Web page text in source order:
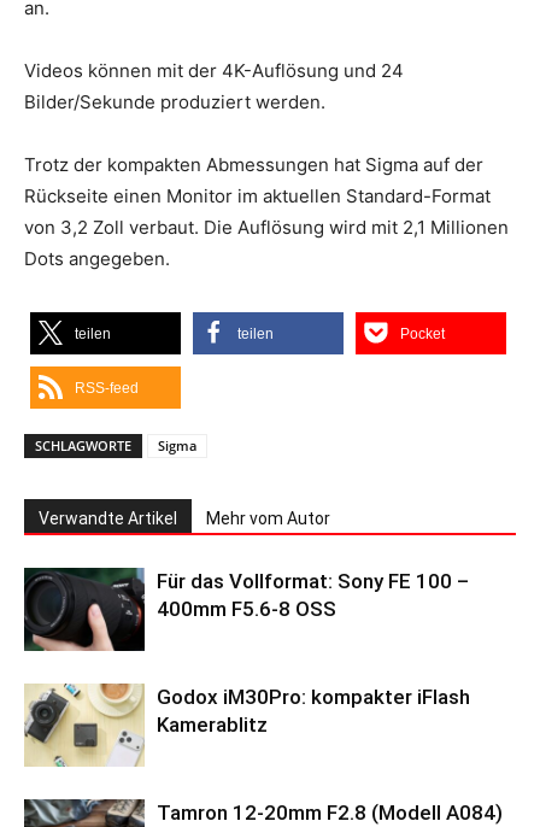
an.
Videos können mit der 4K-Auflösung und 24
Bilder/Sekunde produziert werden.
Trotz der kompakten Abmessungen hat Sigma auf der
Rückseite einen Monitor im aktuellen Standard-Format
von 3,2 Zoll verbaut. Die Auflösung wird mit 2,1 Millionen
Dots angegeben.
teilen teilen Pocket
RSS-feed
SCHLAGWORTE Sigma
Verwandte Artikel Mehr vom Autor
Für das Vollformat: Sony FE 100 –
400mm F5.6-8 OSS
Godox iM30Pro: kompakter iFlash
Kamerablitz
Tamron 12-20mm F2.8 (Modell A084)